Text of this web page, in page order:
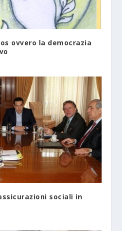
ovvero la democrazia
sociali in